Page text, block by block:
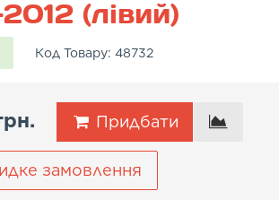
(лівий)
Код Товару: 48732
Придбати
замовлення